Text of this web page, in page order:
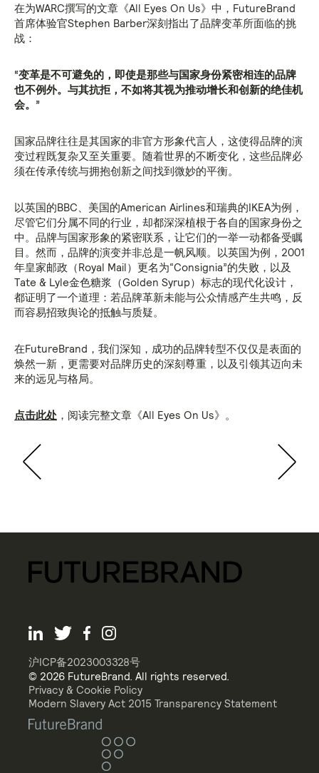
在为WARC撰写的文章《All Eyes On Us》中，FutureBrand
首席体验官Stephen Barber深刻指出了品牌变革所面临的挑
战：
“变革是不可避免的，即使是那些与国家身份紧密相连的品牌
也不例外。与其抗拒，不如将其视为推动增长和创新的绝佳机
会。”
国家品牌往往是其国家的非官方形象代言人，这使得品牌的演
变过程既复杂又至关重要。随着世界的不断变化，这些品牌必
须在传承传统与拥抱创新之间找到微妙的平衡。
以英国的BBC、美国的American Airlines和瑞典的IKEA为例，
尽管它们分属不同的行业，却都深深植根于各自的国家身份之
中。品牌与国家形象的紧密联系，让它们的一举一动都备受瞩
目。然而，品牌的演变并非总是一帆风顺。以英国为例，2001
年皇家邮政（Royal Mail）更名为“Consignia”的失败，以及
Tate & Lyle金色糖浆（Golden Syrup）标志的现代化设计，
都证明了一个道理：若品牌革新未能与公众情感产生共鸣，反
而容易招致舆论的抵触与质疑。
在FutureBrand，我们深知，成功的品牌转型不仅仅是表面的
焕然一新，更需要对品牌历史的深刻尊重，以及引领其迈向未
来的远见与格局。
点击此处 ，阅读完整文章《All Eyes On Us》。
沪ICP备2023003328号
© 2026 FutureBrand. All rights reserved.
Privacy & Cookie Policy
Modern Slavery Act 2015 Transparency Statement